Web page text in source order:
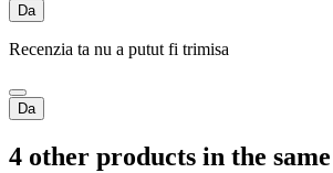
Da
Recenzia ta nu a putut fi trimisa
Da
4 other products in the